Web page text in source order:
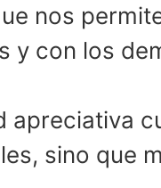
nos
y con los
apreciativa
sino que